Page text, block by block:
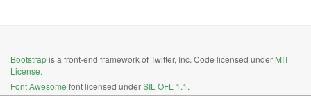
Bootstrapis a front-end framework of Twitter, Inc. Code licensed under MIT
License.
Font Awesome font licensed underSIL OFL 1.1.